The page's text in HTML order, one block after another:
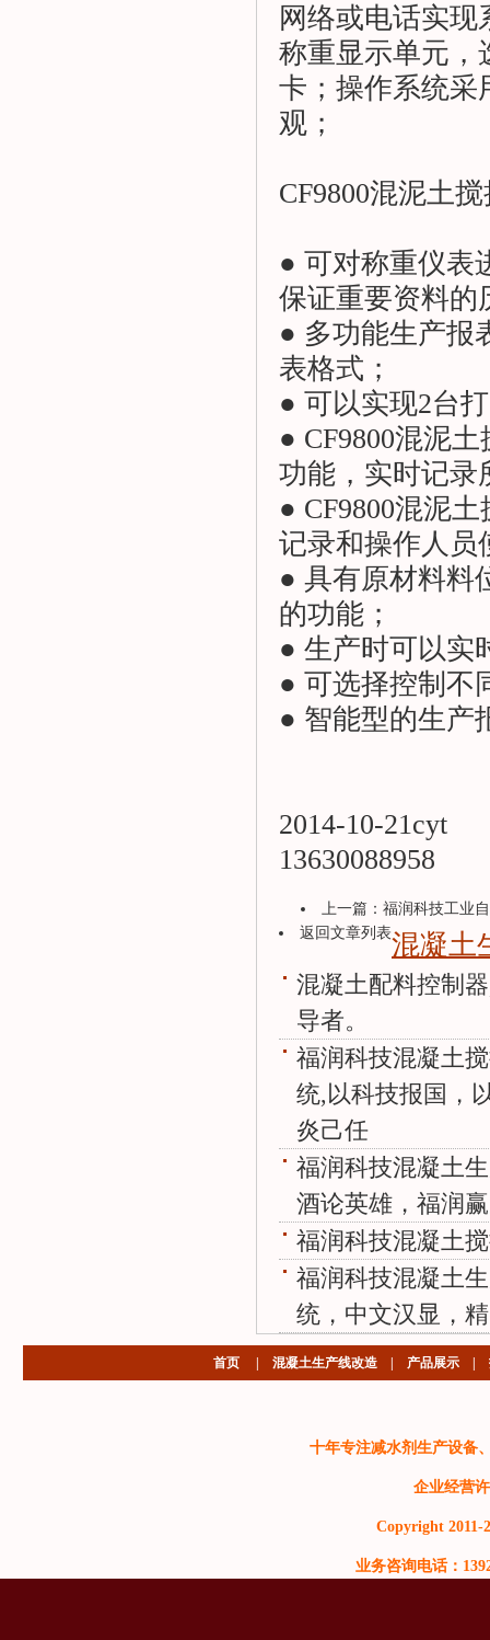
网络或电话实
称重显示单元，
卡；操作系统采
观；
CF9800混泥土搅
● 可对称重仪表
保证重要资料的
● 多功能生产报
表格式；
● 可以实现2台
● CF9800混泥土
功能，实时记录
● CF9800混泥土
记录和操作人员
● 具有原材料料
的功能；
● 生产时可以实
● 可选择控制不
● 智能型的生产
2014-10-21cyt
13630088958
上一篇： 福润科技工业
返回文章列表混凝土
混凝土配料控制
导者。
福润科技混凝土
统,以科技报国，
炎己任
福润科技混凝土
酒论英雄，福润
福润科技混凝土
福润科技混凝土
统，中文汉显，
首页 混凝土生产线改造 产品展示
十年专注减水剂生产设备
企业经营
Copyright 2011-
业务咨询电话：